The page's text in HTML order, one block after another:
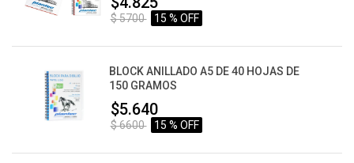
$ 5700 15 % OFF
BLOCK ANILLADO A5 DE 40 HOJAS DE
150 GRAMOS
$5.640
$ 6600 15 % OFF